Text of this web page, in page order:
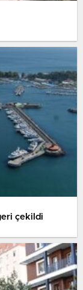
çekildi